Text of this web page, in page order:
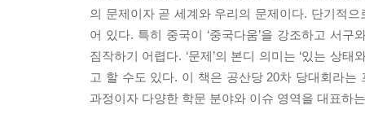
의 문제이자 곧 세계와 우리의 문제이다. 단기적
어 있다. 특히 중국이 ‘중국다움’을 강조하고 서
짐작하기 어렵다. ‘문제’의 본디 의미는 ‘있는 상
고 할 수도 있다. 이 책은 공산당 20차 당대회라
과정이자 다양한 학문 분야와 이슈 영역을 대표하